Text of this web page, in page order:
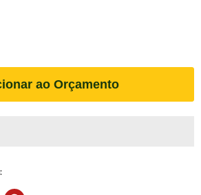
ao Orçamento